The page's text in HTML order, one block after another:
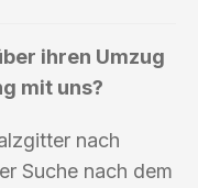
ihren Umzug
mit uns?
nach
Suche nach dem